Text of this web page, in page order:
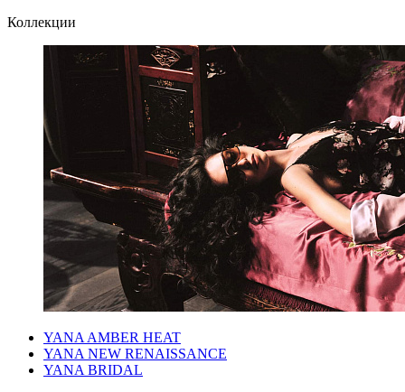
Коллекции
YANA AMBER HEAT
YANA NEW RENAISSANCE
YANA BRIDAL